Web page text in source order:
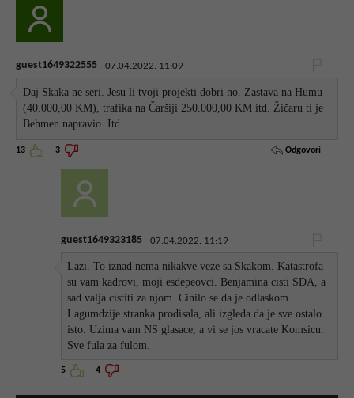
guest1649322555 07.04.2022. 11:09
Daj Skaka ne seri. Jesu li tvoji projekti dobri no. Zastava na Humu
(40.000,00 KM), trafika na Čaršiji 250.000,00 KM itd. Žičaru ti je
Behmen napravio. Itd
13 3 Odgovori
guest1649323185 07.04.2022. 11:19
Lazi. To iznad nema nikakve veze sa Skakom. Katastrofa
su vam kadrovi, moji esdepeovci. Benjamina cisti SDA, a
sad valja cistiti za njom. Cinilo se da je odlaskom
Lagumdzije stranka prodisala, ali izgleda da je sve ostalo
isto. Uzima vam NS glasace, a vi se jos vracate Komsicu.
Sve fula za fulom.
5 4